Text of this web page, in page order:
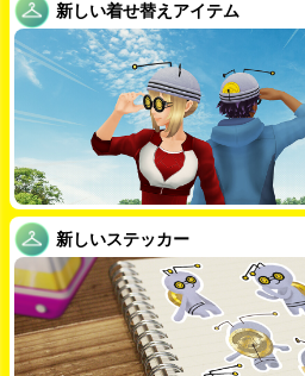
新しい着せ替えアイテム
新しいステッカー